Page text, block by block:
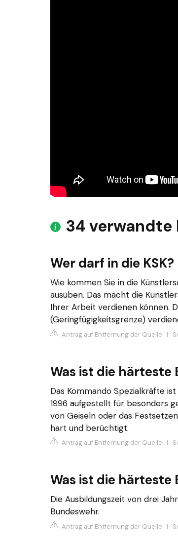
34 verwandte
Wer darf in die KSK?
Wie kommen Sie in die
ausüben. Das macht die
Ihrer Arbeit verdienen können.
(Geringfügigkeitsgrenze)
Antrag auf Entfernung der Quelle |
Was ist die härteste
Das Kommando Spezialkräfte
1996 aufgestellt für besonders
von Geiseln oder das
hart und berüchtigt.
Antrag auf Entfernung der Quelle
Was ist die härteste
Die Ausbildungszeit von drei
Bundeswehr.
Antrag auf Entfernung der Quelle |